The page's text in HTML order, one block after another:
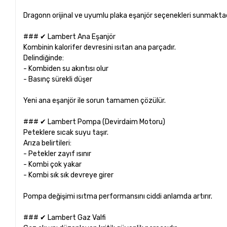
Dragonn orijinal ve uyumlu plaka eşanjör seçenekleri
### ✔ Lambert Ana Eşanjör
Kombinin kalorifer devresini ısıtan ana parçadır.
Delindiğinde:
- Kombiden su akıntısı olur
- Basınç sürekli düşer
Yeni ana eşanjör ile sorun tamamen çözülür.
### ✔ Lambert Pompa (Devirdaim Motoru)
Peteklere sıcak suyu taşır.
Arıza belirtileri:
- Petekler zayıf ısınır
- Kombi çok yakar
- Kombi sık sık devreye girer
Pompa değişimi ısıtma performansını ciddi anlamda artırır.
### ✔ Lambert Gaz Valfi